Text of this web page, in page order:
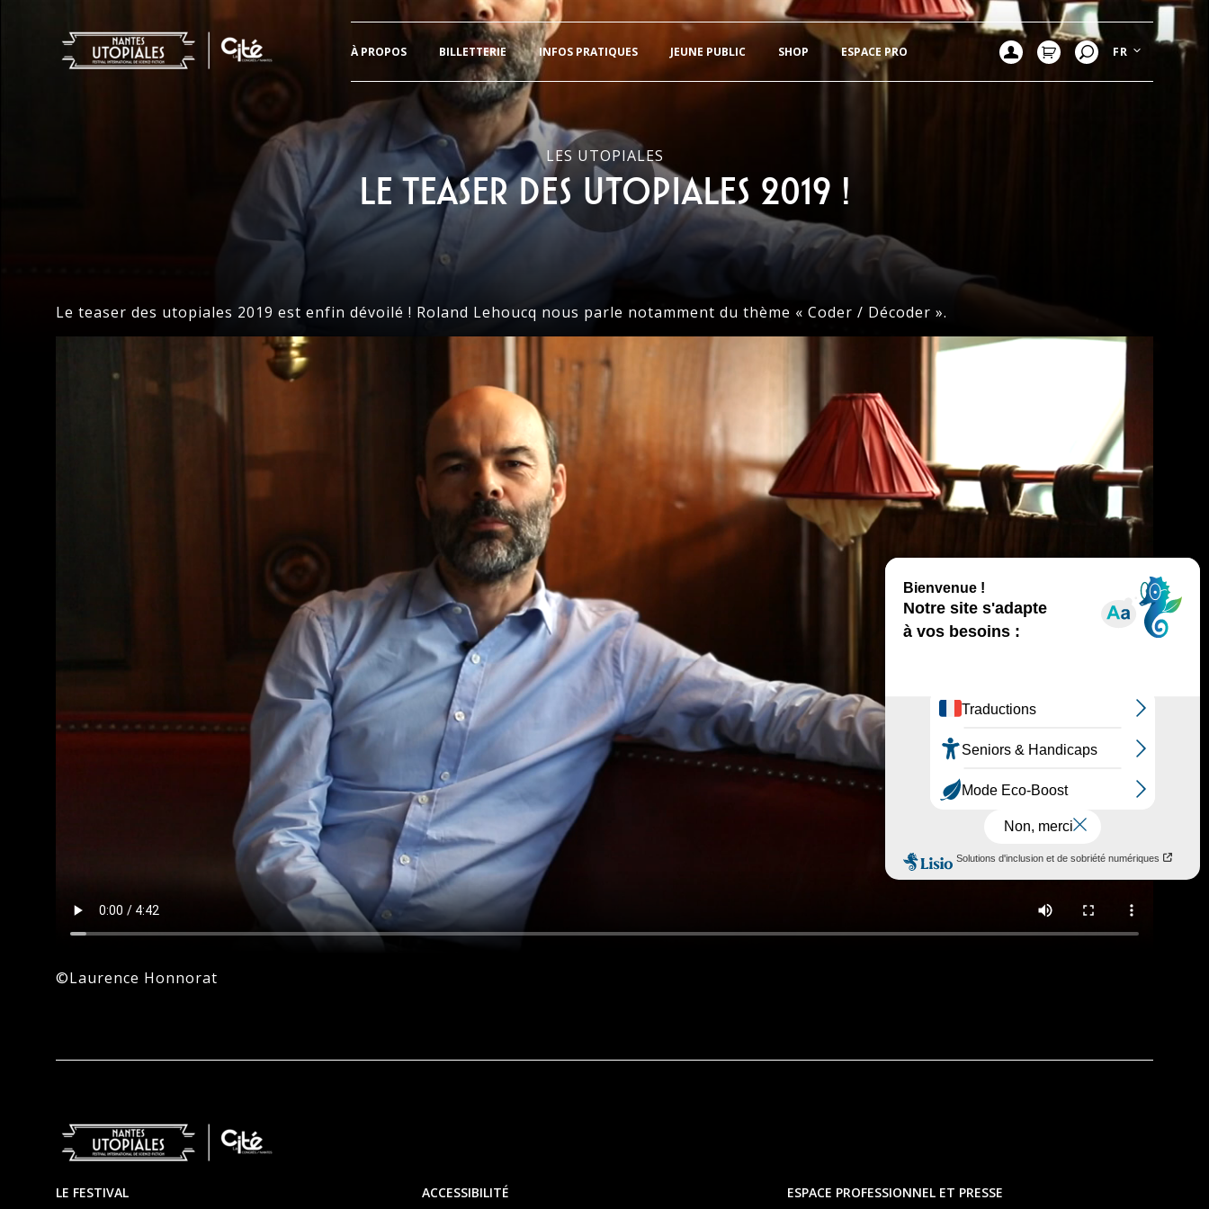
Aller
directement
À PROPOS BILLETTERIE INFOS PRATIQUES JEUNE PUBLIC SHOP ESPACE PRO FR
LES UTOPIALES
Le Teaser des Utopiales 2019 !
Le teaser des utopiales 2019 est enfin dévoilé ! Roland Lehoucq nous parle notamment du thème « Coder / Décoder ».
©Laurence Honnorat
Footer
LE FESTIVAL ACCESSIBILITÉ ESPACE PROFESSIONNEL ET PRESSE